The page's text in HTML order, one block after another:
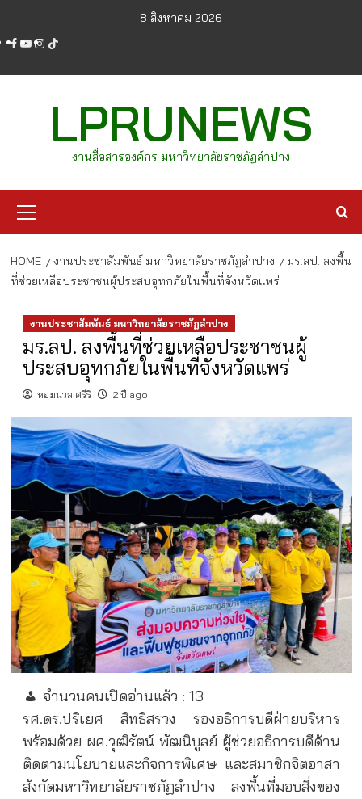
content
8 สิงหาคม 2026
facebook
youtube
instagram
tiktok
LPRUNEWS
งานสื่อสารองค์กร มหาวิทยาลัยราชภัฏลำปาง
Menu
HOME งานประชาสัมพันธ์ มหาวิทยาลัยราชภัฏลำปาง
มร.ลป. ลงพื้น
ที่ช่วยเหลือประชาชนผู้ประสบอุทกภัยในพื้นที่จังหวัดแพร่
งานประชาสัมพันธ์ มหาวิทยาลัยราชภัฏลำปาง
มร.ลป. ลงพื้นที่ช่วยเหลือประชาชนผู้
ประสบอุทกภัยในพื้นที่จังหวัดแพร่
หอมนวล ศรีริ 2 ปี ago
จำนวนคนเปิดอ่านแล้ว : 13
รศ.ดร.ปริเยศ สิทธิสรวง รองอธิการบดีฝ่ายบริหาร
พร้อมด้วย ผศ.วุฒิรัตน์ พัฒนิบูลย์ ผู้ช่วยอธิการบดีด้าน
ติดตามนโยบายและกิจการพิเศษ และสมาชิกจิตอาสา
สังกัดมหาวิทยาลัยราชภัฏลำปาง ลงพื้นที่มอบสิ่งของ